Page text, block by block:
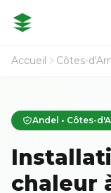
Accueil Côtes-
Andel • Côtes-
chaleur